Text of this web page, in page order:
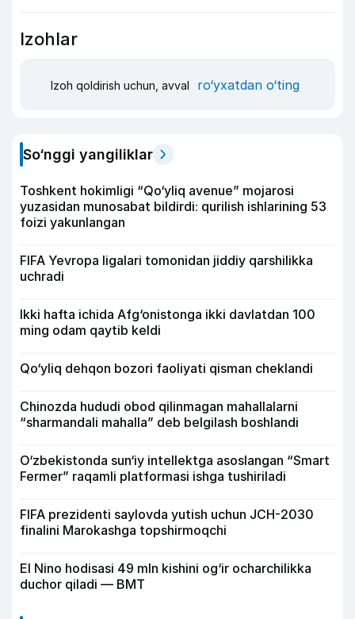
Izohlar
Izoh qoldirish uchun, avval ro‘yxatdan o‘ting
So‘nggi yangiliklar
Toshkent hokimligi “Qo‘yliq avenue” mojarosi
yuzasidan munosabat bildirdi: qurilish ishlarining 53
foizi yakunlangan
FIFA Yevropa ligalari tomonidan jiddiy qarshilikka
uchradi
Ikki hafta ichida Afg‘onistonga ikki davlatdan 100
ming odam qaytib keldi
Qo‘yliq dehqon bozori faoliyati qisman cheklandi
Chinozda hududi obod qilinmagan mahallalarni
“sharmandali mahalla” deb belgilash boshlandi
O‘zbekistonda sun‘iy intellektga asoslangan “Smart
Fermer” raqamli platformasi ishga tushiriladi
FIFA prezidenti saylovda yutish uchun JCH-2030
finalini Marokashga topshirmoqchi
El Nino hodisasi 49 mln kishini og‘ir ocharchilikka
duchor qiladi — BMT